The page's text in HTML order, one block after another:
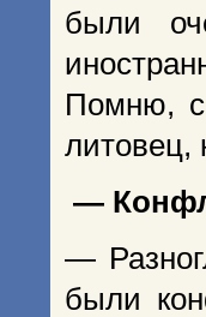
были
Помню,
литовец,
—
—
были